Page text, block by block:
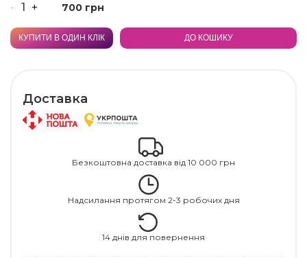
- + 700 грн
КУПИТИ В ОДИН КЛІК ДО КОШИКУ
Доставка
Безкоштовна доставка від 10 000 грн
Надсилання протягом 2-3 робочих дня
14 днів для повернення